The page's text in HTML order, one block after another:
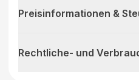
Preisinformationen &
Rechtliche- und